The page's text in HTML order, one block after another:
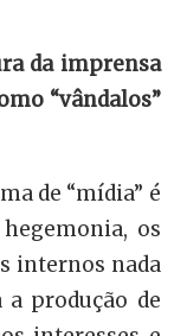
da imprensa
“vândalos”
de “mídia” é
os
internos nada
produção de